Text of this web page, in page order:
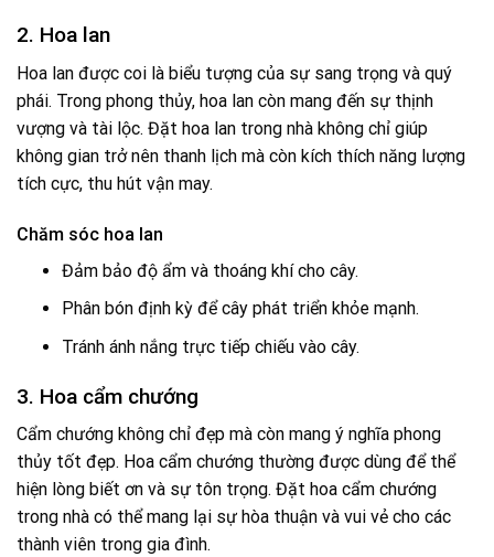
2. Hoa lan
Hoa lan được coi là biểu tượng của sự sang trọng và quý
phái. Trong phong thủy, hoa lan còn mang đến sự thịnh
vượng và tài lộc. Đặt hoa lan trong nhà không chỉ giúp
không gian trở nên thanh lịch mà còn kích thích năng lượng
tích cực, thu hút vận may.
Chăm sóc hoa lan
Đảm bảo độ ẩm và thoáng khí cho cây.
Phân bón định kỳ để cây phát triển khỏe mạnh.
Tránh ánh nắng trực tiếp chiếu vào cây.
3. Hoa cẩm chướng
Cẩm chướng không chỉ đẹp mà còn mang ý nghĩa phong
thủy tốt đẹp. Hoa cẩm chướng thường được dùng để thể
hiện lòng biết ơn và sự tôn trọng. Đặt hoa cẩm chướng
trong nhà có thể mang lại sự hòa thuận và vui vẻ cho các
thành viên trong gia đình.